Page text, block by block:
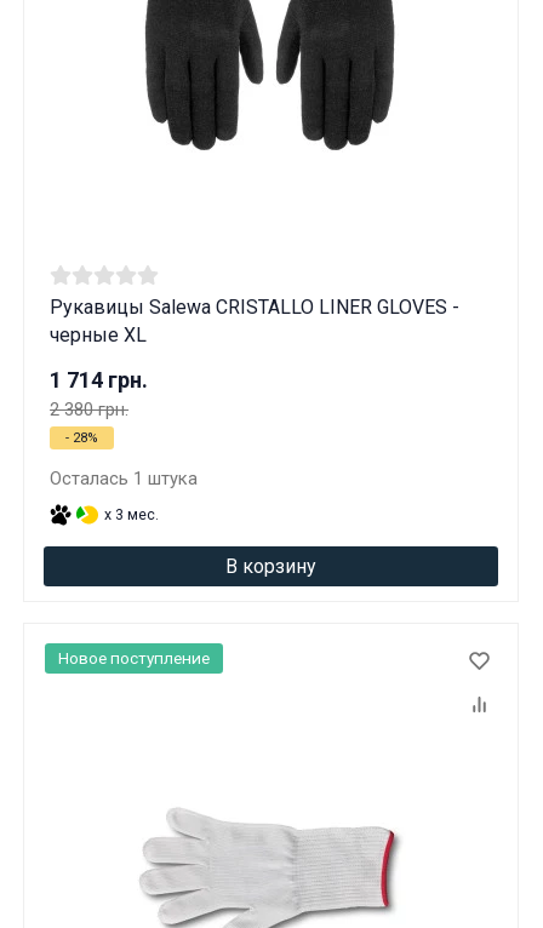
Рукавицы Salewa CRISTALLO LINER GLOVES -
черные XL
1 714 грн.
2 380 грн.
- 28%
Осталась 1 штука
x 3 мес.
В корзину
Новое поступление